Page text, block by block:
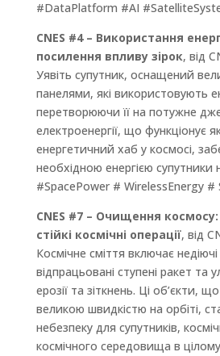
#DataPlatform #AI
CNES #4 – Використання
посилення впливу зірок, від
Уявіть супутник, оснащений
панелями, які використовують
перетворюючи її на потужне
електроенергії, що функціонує
енергетичний хаб у космосі,
необхідною енергією супутники
#SpacePower # WirelessEnergy #
CNES #7 – Очищення космосу:
стійкі космічні операції, від
Космічне сміття включає
відпрацьовані ступені ракет та
ерозії та зіткнень. Ці об’єкти,
великою швидкістю на орбіті,
небезпеку для супутників,
космічного середовища в